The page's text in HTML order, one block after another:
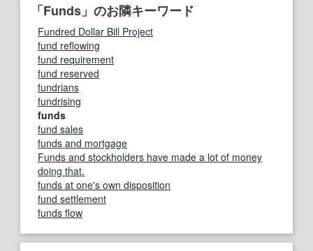
「Funds」のお隣キーワード
Fundred Dollar Bill Project
fund reflowing
fund requirement
fund reserved
fundrians
fundrising
funds
fund sales
funds and mortgage
Funds and stockholders have made a lot of money
doing that.
funds at one's own disposition
fund settlement
funds flow